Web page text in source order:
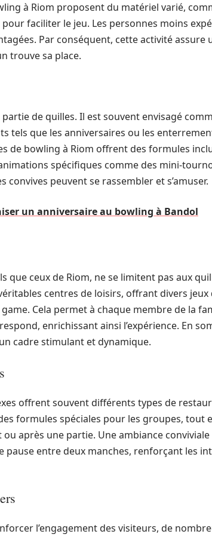
à Riom proposent du matériel varié,
faciliter le jeu. Les personnes moins
Par conséquent, cette activité assure
trouve sa place.
de quilles. Il est souvent envisagé
tels que les anniversaires ou les
de bowling à Riom offrent des formules
spécifiques comme des mini-
peuvent se rassembler et s’amuser.
un anniversaire au bowling à Bandol
que ceux de Riom, ne se limitent pas aux
centres de loisirs, offrant divers jeux
Cela permet à chaque membre de la
enrichissant ainsi l’expérience. En
cadre stimulant et dynamique.
offrent souvent différents types de
formules spéciales pour les groupes, tout
après une partie. Une ambiance conviviale
pause entre deux manches, renforçant les
l’engagement des visiteurs, de